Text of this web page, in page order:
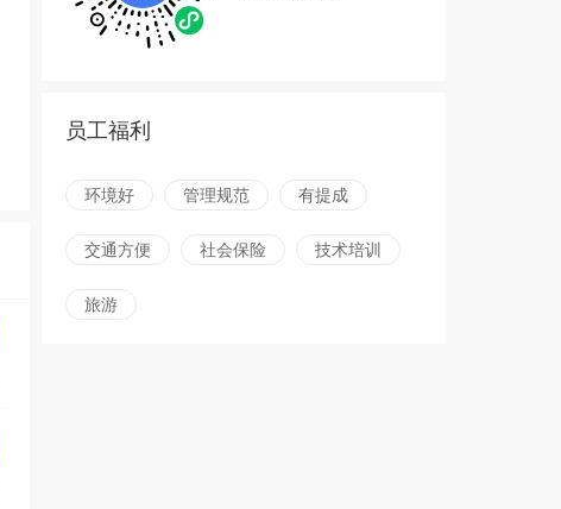
员工福利
环境好 管理规范 有提成
交通方便 社会保险 技术培训
旅游